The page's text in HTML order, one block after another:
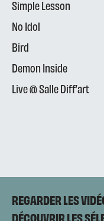
Simple Lesson
No Idol
Bird
Demon Inside
Live @ Salle Diff’art
REGARDER LES
DÉCOUVRIR LES